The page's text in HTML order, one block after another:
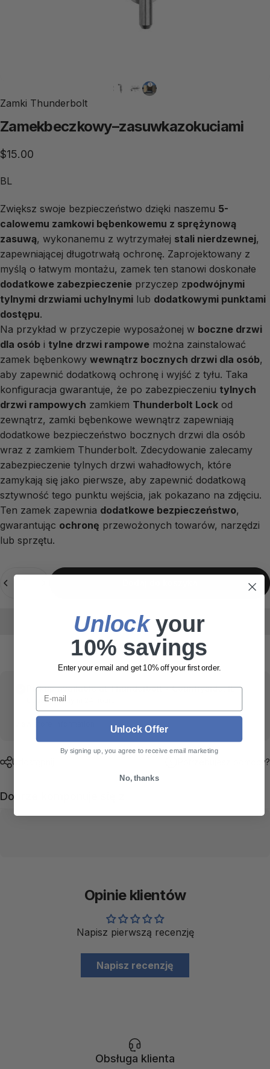
Zamki Thunderbolt
Zamekbeczkowy–zasuwkazokuciami
$15.00
BL
Zwiększ swoje bezpieczeństwo dzięki naszemu 5-
calowemu zamkowi bębenkowemu z sprężynową
zasuwą, wykonanemu z wytrzymałej stali nierdzewnej,
zapewniającej długotrwałą ochronę. Zaprojektowany z
myślą o łatwym montażu, zamek ten stanowi doskonałe
dodatkowe zabezpieczenie przyczep zpodwójnymi
tylnymi drzwiami uchylnymi lub dodatkowymi punktami
dostępu.
Na przykład w przyczepie wyposażonej w boczne drzwi
dla osób i tylne drzwi rampowe można zainstalować
zamek bębenkowy wewnątrz bocznych drzwi dla osób,
aby zapewnić dodatkową ochronę i wyjść z tyłu. Taka
konfiguracja gwarantuje, że po zabezpieczeniu tylnych
drzwi rampowych zamkiem Thunderbolt Lock od
zewnątrz, zamki bębenkowe wewnątrz zapewniają
dodatkowe bezpieczeństwo bocznych drzwi dla osób
wraz z zamkiem Thunderbolt. Zdecydowanie zalecamy
zabezpieczenie tylnych drzwi wahadłowych, które
zamykają się jako pierwsze, aby zapewnić dodatkową
sztywność tego punktu wejścia, jak pokazano na zdjęciu.
Ten zamek zapewnia dodatkowe bezpieczeństwo,
gwarantując ochronę przewożonych towarów, narzędzi
lub sprzętu.
Ilość
Pickup available atThunderbolt • Countryside, IL
Usually ready in 24 hours
Udostępnij Potrzebujesz pomocy?
Dobrze komponuje się z
Opinie klientów
Napisz pierwszą recenzję
Napisz recenzję
Obsługa klienta
Unlock​ your
10% savings
Enter your email and get 10% off your first order.
E-mail
Unlock Offer
By signing up, you agree to receive email marketing
No, thanks